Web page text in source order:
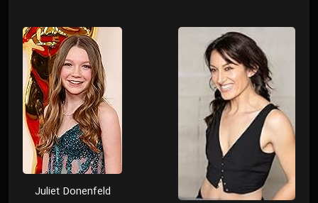
Juliet Donenfeld